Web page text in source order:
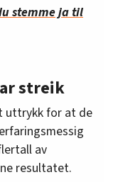
stemme ja til
streik
uttrykk for at de
av
resultatet.